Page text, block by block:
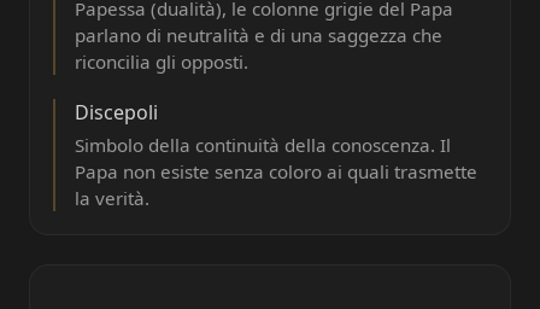
Papessa (dualità), le colonne grigie del Papa
parlano di neutralità e di una saggezza che
riconcilia gli opposti.
Discepoli
Simbolo della continuità della conoscenza. Il
Papa non esiste senza coloro ai quali trasmette
la verità.